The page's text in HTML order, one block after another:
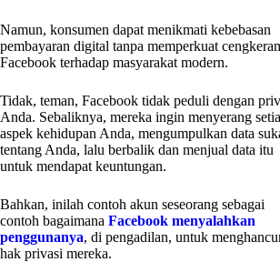
Namun, konsumen dapat menikmati kebebasan
pembayaran digital tanpa memperkuat
Facebook terhadap masyarakat modern.
Tidak, teman, Facebook tidak peduli dengan
Anda. Sebaliknya, mereka ingin menyerang
aspek kehidupan Anda, mengumpulkan data
tentang Anda, lalu berbalik dan menjual data itu
untuk mendapat keuntungan.
Bahkan, inilah contoh akun seseorang sebagai
contoh bagaimana Facebook menyalahkan
penggunanya, di pengadilan, untuk
hak privasi mereka.